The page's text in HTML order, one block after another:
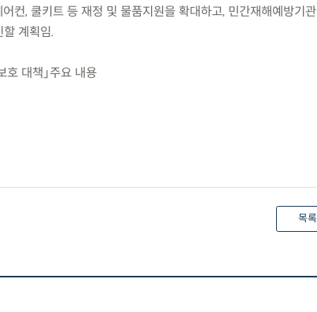
컨, 쿨키트 등 재정 및 물품지원을 확대하고, 민간재해예방기
계획임.
호 대책」주요 내용
목